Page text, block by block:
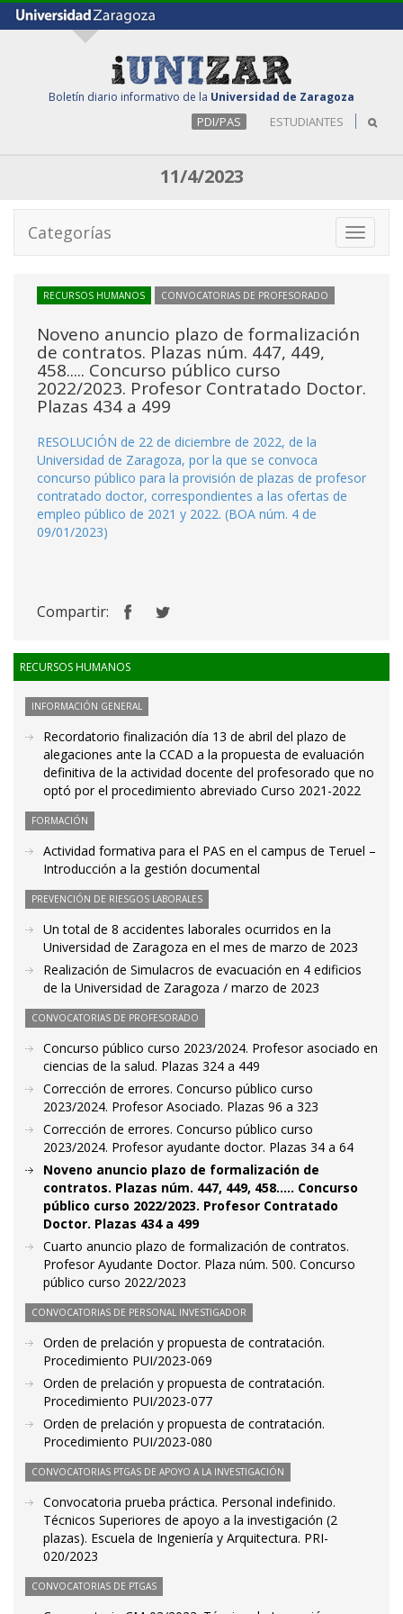
Boletín diario informativo de la Universidad de Zaragoza
PDI/PAS ESTUDIANTES
11/4/2023
Toggle
Categorías
RECURSOS HUMANOS CONVOCATORIAS DE PROFESORADO
Noveno anuncio plazo de formalización
de contratos. Plazas núm. 447, 449,
458..... Concurso público curso
2022/2023. Profesor Contratado Doctor.
Plazas 434 a 499
RESOLUCIÓN de 22 de diciembre de 2022, de la
Universidad de Zaragoza, por la que se convoca
concurso público para la provisión de plazas de profesor
contratado doctor, correspondientes a las ofertas de
empleo público de 2021 y 2022. (BOA núm. 4 de
09/01/2023)
Compartir:
RECURSOS HUMANOS
INFORMACIÓN GENERAL
Recordatorio finalización día 13 de abril del plazo de
alegaciones ante la CCAD a la propuesta de evaluación
definitiva de la actividad docente del profesorado que no
optó por el procedimiento abreviado Curso 2021-2022
FORMACIÓN
Actividad formativa para el PAS en el campus de Teruel –
Introducción a la gestión documental
PREVENCIÓN DE RIESGOS LABORALES
Un total de 8 accidentes laborales ocurridos en la
Universidad de Zaragoza en el mes de marzo de 2023
Realización de Simulacros de evacuación en 4 edificios
de la Universidad de Zaragoza / marzo de 2023
CONVOCATORIAS DE PROFESORADO
Concurso público curso 2023/2024. Profesor asociado en
ciencias de la salud. Plazas 324 a 449
Corrección de errores. Concurso público curso
2023/2024. Profesor Asociado. Plazas 96 a 323
Corrección de errores. Concurso público curso
2023/2024. Profesor ayudante doctor. Plazas 34 a 64
Noveno anuncio plazo de formalización de
contratos. Plazas núm. 447, 449, 458..... Concurso
público curso 2022/2023. Profesor Contratado
Doctor. Plazas 434 a 499
Cuarto anuncio plazo de formalización de contratos.
Profesor Ayudante Doctor. Plaza núm. 500. Concurso
público curso 2022/2023
CONVOCATORIAS DE PERSONAL INVESTIGADOR
Orden de prelación y propuesta de contratación.
Procedimiento PUI/2023-069
Orden de prelación y propuesta de contratación.
Procedimiento PUI/2023-077
Orden de prelación y propuesta de contratación.
Procedimiento PUI/2023-080
CONVOCATORIAS PTGAS DE APOYO A LA INVESTIGACIÓN
Convocatoria prueba práctica. Personal indefinido.
Técnicos Superiores de apoyo a la investigación (2
plazas). Escuela de Ingeniería y Arquitectura. PRI-
020/2023
CONVOCATORIAS DE PTGAS